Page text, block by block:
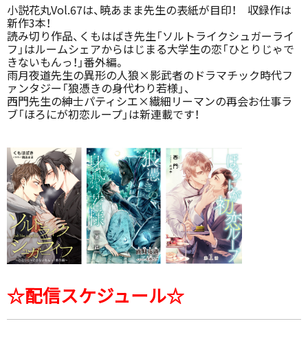
小説花丸Vol.67は、暁あまま先生の表紙が目印！ 収録作は
新作3本！
読み切り作品、くもはばき先生「ソルトライクシュガーライ
フ」はルームシェアからはじまる大学生の恋「ひとりじゃで
きないもんっ！」番外編。
雨月夜道先生の異形の人狼×影武者のドラマチック時代フ
ァンタジー「狼憑きの身代わり若様」、
西門先生の紳士パティシエ×繊細リーマンの再会お仕事ラ
ブ「ほろにが初恋ループ」は新連載です！
☆配信スケジュール☆